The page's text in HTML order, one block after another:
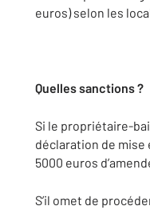
euros) selon les
Quelles sanctions ?
Si le propriétaire-
déclaration de mise
5000 euros
S’il omet de